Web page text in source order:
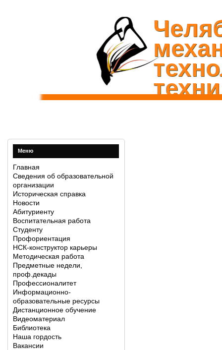
Меню
Главная
Сведения об образовательной
организации
Историческая справка
Новости
Абитуриенту
Воспитательная работа
Студенту
Профориентация
НСК-конструктор карьеры
Методическая работа
Предметные недели,
проф.декады
Профессионалитет
Информационно-
образовательные ресурсы
Дистанционное обучение
Видеоматериал
Библиотека
Наша гордость
Вакансии